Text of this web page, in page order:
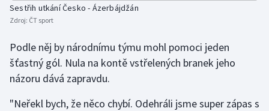
Rychlostní kanoistika
Sportovní střelba
Sestřih utkání Česko - Ázerbájdžán
Zdroj: ČT sport
Podle něj by národnímu týmu mohl pomoci jeden
šťastný gól. Nula na kontě vstřelených branek jeho
názoru dává zapravdu.
"Neřekl bych, že něco chybí. Odehráli jsme super zápas s